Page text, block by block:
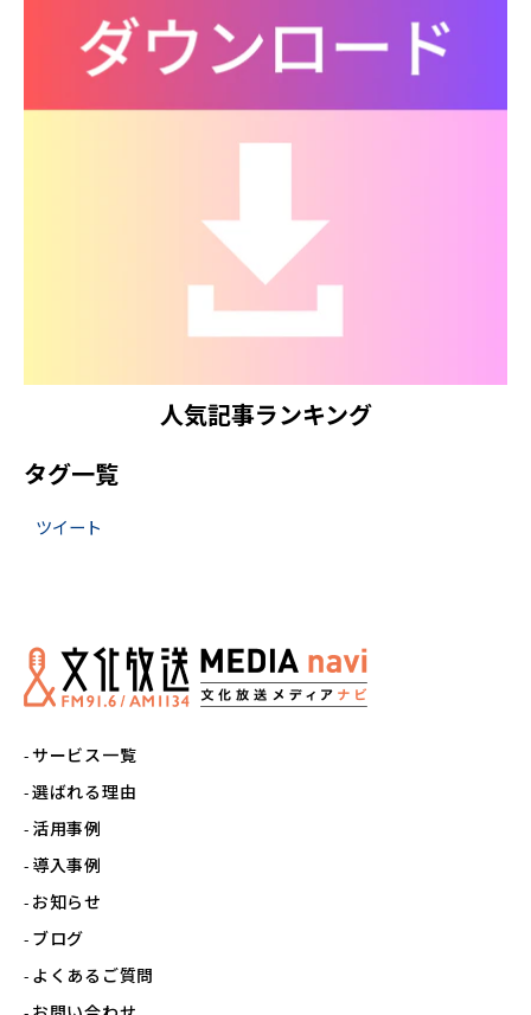
人気記事ランキング
タグ一覧
ツイート
サービス一覧
選ばれる理由
活用事例
導入事例
お知らせ
ブログ
よくあるご質問